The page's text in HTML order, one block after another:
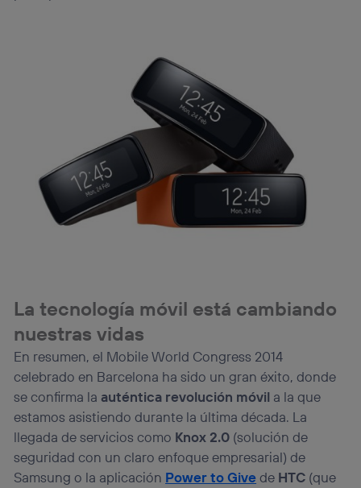
La tecnología móvil está cambiando
nuestras vidas
En resumen, el Mobile World Congress 2014
celebrado en Barcelona ha sido un gran éxito, donde
se confirma la auténtica revolución móvil a la que
estamos asistiendo durante la última década. La
llegada de servicios como Knox 2.0 (solución de
seguridad con un claro enfoque empresarial) de
Samsung o la aplicación Power to Givede HTC (que